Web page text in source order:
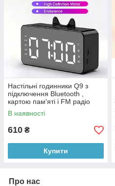
Настільні годинники Q9 з
підключення Bluetooth ,
картою пам'яті і FM радіо
Черный
В наявності
610 ₴
Купити
Про нас